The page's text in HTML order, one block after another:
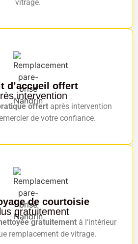
vitrage.
d’accueil offert
intervention
offertaprès intervention
de votre confiance.
de courtoisie
gratuitement
gratuitementà l’intérieur
remplacement de vitrage.